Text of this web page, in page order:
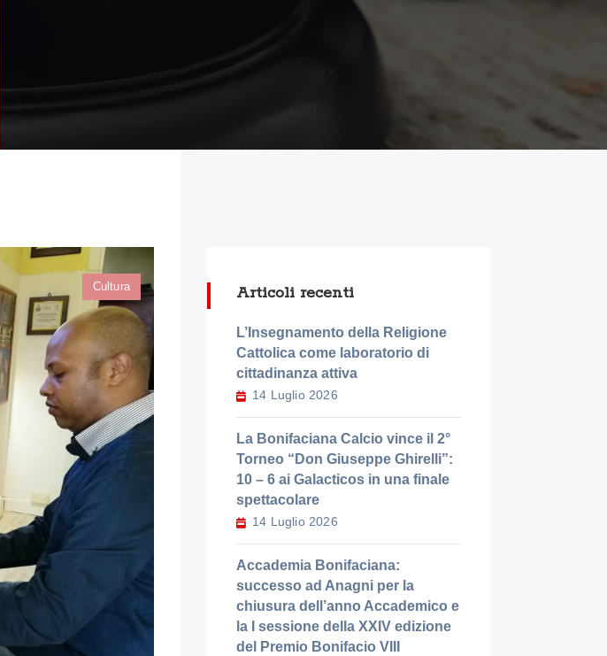
Cultura Articoli recenti
L’Insegnamento della Religione
Cattolica come laboratorio di
cittadinanza attiva
14 Luglio 2026
La Bonifaciana Calcio vince il 2°
Torneo “Don Giuseppe Ghirelli”:
10 – 6 ai Galacticos in una finale
spettacolare
14 Luglio 2026
Accademia Bonifaciana:
successo ad Anagni per la
chiusura dell’anno Accademico e
la I sessione della XXIV edizione
del Premio Bonifacio VIII